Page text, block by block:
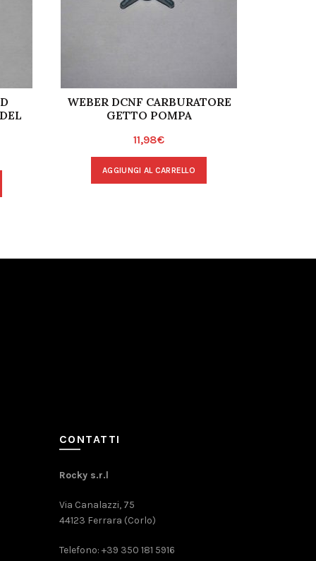
WEBER DCNF CARBURATORE
GETTO POMPA
11,98€
AGGIUNGI AL CARRELLO
CONTATTI
Rocky s.r.l
Via Canalazzi, 75
44123 Ferrara (Corlo)
Telefono: +39 350 181 5916